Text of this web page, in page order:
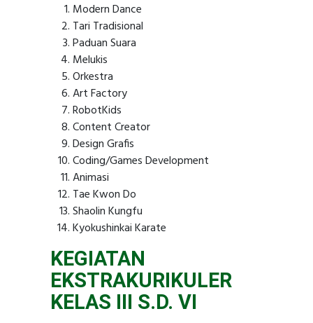
Modern Dance
Tari Tradisional
Paduan Suara
Melukis
Orkestra
Art Factory
RobotKids
Content Creator
Design Grafis
Coding/Games Development
Animasi
Tae Kwon Do
Shaolin Kungfu
Kyokushinkai Karate
KEGIATAN
EKSTRAKURIKULER
KELAS III S.D. VI